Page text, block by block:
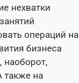
нехватки
операций на
бизнеса
наоборот,
также на